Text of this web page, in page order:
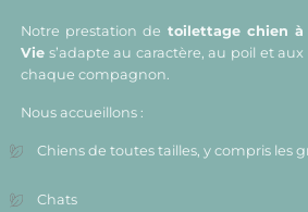
Notre prestation de toilettage chien à
Vie s’adapte au caractère, au poil et
chaque compagnon.
Nous accueillons :
Chiens de toutes tailles, y compris les
Chats